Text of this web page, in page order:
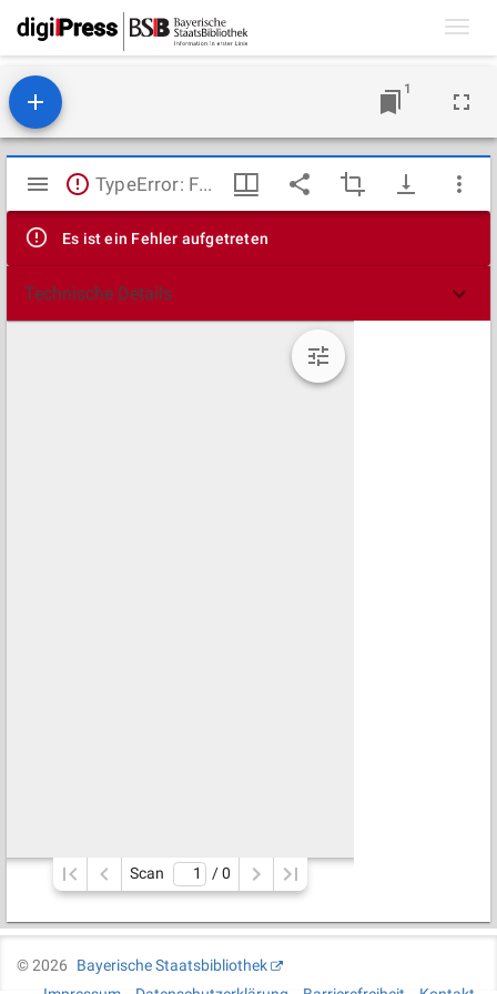
1
Mirador
Viewer
TypeError: Failed to fetch
Es ist ein Fehler aufgetreten
Technische Details
Scan / 0
©2026
Bayerische Staatsbibliothek